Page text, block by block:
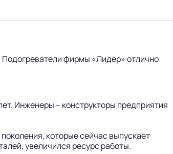
Подогреватели фирмы «Лидер» отлично
Инженеры – конструкторы предприятия
которые сейчас выпускает
увеличился ресурс работы.